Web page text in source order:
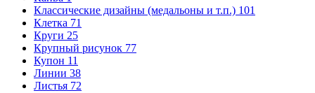
Классические дизайны (медальоны и т.п.) 101
Клетка 71
Круги 25
Крупный рисунок 77
Купон 11
Линии 38
Листья 72